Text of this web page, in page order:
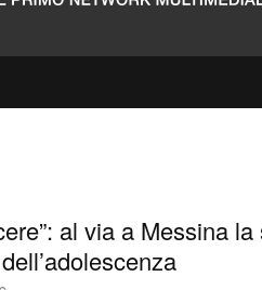
al via a Messina